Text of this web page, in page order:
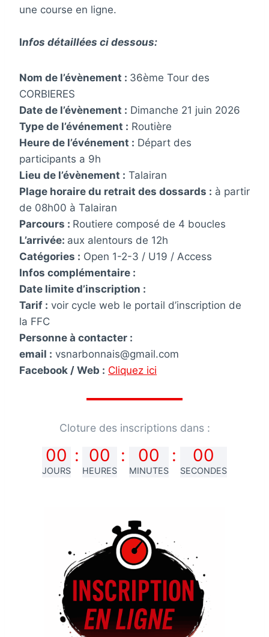
une course en ligne.
Infos détaillées ci dessous:
Nom de l’évènement : 36ème Tour des
CORBIERES
Date de l’évènement : Dimanche 21 juin 2026
Type de l’événement : Routière
Heure de l’événement : Départ des
participants a 9h
Lieu de l’évènement : Talairan
Plage horaire du retrait des dossards : à partir
de 08h00 à Talairan
Parcours : Routiere composé de 4 boucles
L’arrivée: aux alentours de 12h
Catégories : Open 1-2-3 / U19 / Access
Infos complémentaire :
Date limite d’inscription :
Tarif : voir cycle web le portail d’inscription de
la FFC
Personne à contacter :
email : vsnarbonnais@gmail.com
Facebook / Web : Cliquez ici
Cloture des inscriptions dans :
00
JOURS
: 00
HEURES
: 00
MINUTES
: 00
SECONDES